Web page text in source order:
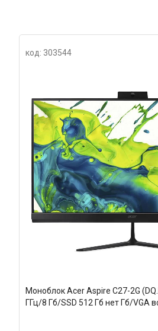
код: 303544
Моноблок Acer Aspire C27-2G
ГГц/8 Гб/SSD 512 Гб нет Гб/VGA